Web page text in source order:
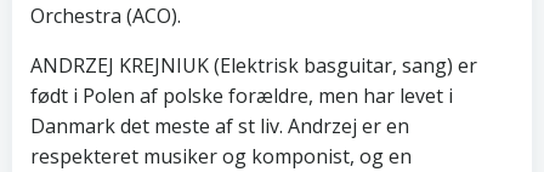
Orchestra (ACO).
ANDRZEJ KREJNIUK (Elektrisk basguitar, sang) er
født i Polen af polske forældre, men har levet i
Danmark det meste af st liv. Andrzej er en
respekteret musiker og komponist, og en